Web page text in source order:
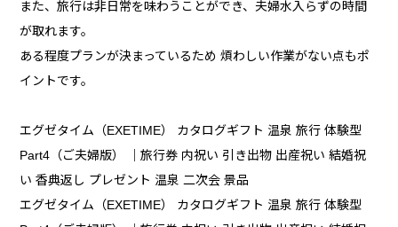
また、旅行は非日常を味わうことができ、夫婦水入らずの時間
が取れます。
ある程度プランが決まっているため 煩わしい作業がない点もポ
イントです。
エグゼタイム（EXETIME） カタログギフト 温泉 旅行 体験型
Part4（ご夫婦版） ｜旅行券 内祝い 引き出物 出産祝い 結婚祝
い 香典返し プレゼント 温泉 二次会 景品
エグゼタイム（EXETIME） カタログギフト 温泉 旅行 体験型